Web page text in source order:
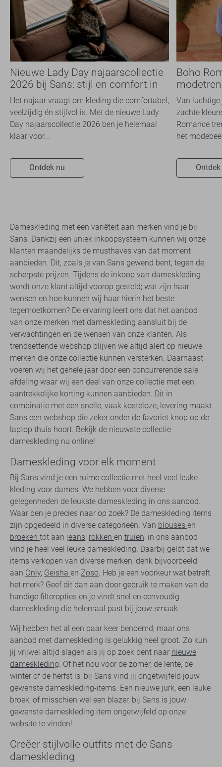
Nieuwe Lady Day najaarscollectie
2026 bij Sans: stijl en comfort in
travelkwaliteit
Het najaar vraagt om kleding die comfortabel,
veelzijdig én stijlvol is. Met de nieuwe Lady
Day najaarscollectie 2026 ben je helemaal
klaar voor...
Ontdek nu
Boho
overal
Van luchtige
zachte
Romance
het
Dameskleding met een variëteit aan merken vind je bij
Sans. Dankzij een uniek inkoopsysteem kunnen wij onze
klanten maandelijks de musthaves van dat moment
aanbieden. Dit, zoals je van Sans gewend bent, tegen de
scherpste prijzen. Tijdens de inkoop van dameskleding
wordt onze klant altijd voorop gesteld; wat zijn haar
wensen en hoe kunnen wij haar hierin het beste
tegemoetkomen? De ervaring leert ons dat het aanbod
van onze merken met dameskleding aansluit bij de
verwachtingen en de wensen van onze klanten. Als
trendsettende webshop blijven we altijd alert op nieuwe
merken die onze collectie kunnen versterken. Daarnaast
voeren wij het gehele jaar door een concurrerende sale
afdeling waar wij een deel van onze collectie met een
aantrekkelijke korting kunnen aanbieden. Dit in
combinatie met een snelle, vaak kosteloze, levering maakt
Sans een webshop die zeker onder de favoriet knop op de
laptop thuis hoort. Bekijk de nieuwste collectie
dameskleding nu online!
Dameskleding voor elk moment
Bij Sans vind je een ruime collectie met heel veel leuke
kleding voor dames. We hebben voor diverse
gelegenheden de leukste dameskleding in ons aanbod.
Waar ben je precies naar op zoek? De dameskleding items
zijn opgedeeld in diverse categorieën. Van blouses en
broeken tot aan jeans, rokken en truien: in ons aanbod
vind je heel veel leuke dameskleding. Daarbij geldt dat we
items verkopen van diverse merken, denk bijvoorbeeld
aan Only, Geisha en Zoso. Heb je een voorkeur wat betreft
het merk? Geef dit dan aan door gebruik te maken van de
handige filteropties en je vindt snel en eenvoudig
dameskleding die helemaal past bij jouw smaak.
Wij hebben het al een paar keer benoemd, maar ons
aanbod met dameskleding is gelukkig heel groot. Zo kun
jij vrijwel altijd slagen als jij op zoek bent naar nieuwe
dameskleding. Of het nou voor de zomer, de lente, de
winter of de herfst is: bij Sans vind jij ongetwijfeld jouw
gewenste dameskleding-items. Een nieuwe jurk, een leuke
broek, of misschien wel een blazer, bij Sans is jouw
gewenste dameskleding item ongetwijfeld op onze
website te vinden!
Creëer stijlvolle outfits met de Sans
dameskleding